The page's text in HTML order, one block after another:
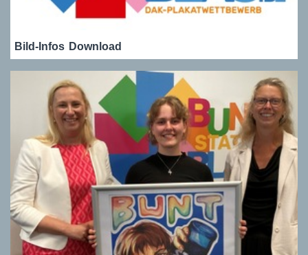
Bild-Infos Download